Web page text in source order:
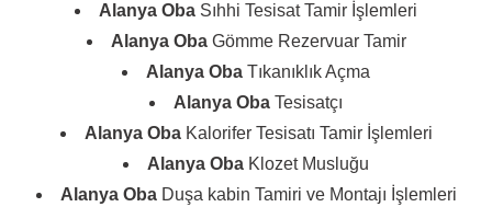
Alanya Oba Sıhhi Tesisat Tamir İşlemleri
Alanya Oba Gömme Rezervuar Tamir
Alanya Oba Tıkanıklık Açma
Alanya Oba Tesisatçı
Alanya Oba Kalorifer Tesisatı Tamir İşlemleri
Alanya Oba Klozet Musluğu
Alanya Oba Duşa kabin Tamiri ve Montajı İşlemleri